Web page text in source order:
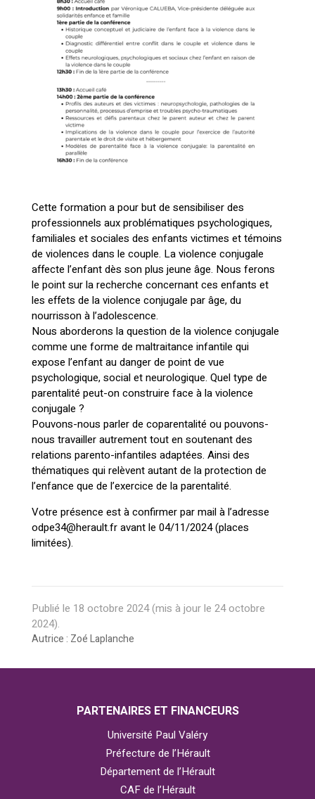
Cette formation a pour but de sensibiliser des
professionnels aux problématiques psychologiques,
familiales et sociales des enfants victimes et témoins
de violences dans le couple. La violence conjugale
affecte l’enfant dès son plus jeune âge. Nous ferons
le point sur la recherche concernant ces enfants et
les effets de la violence conjugale par âge, du
nourrisson à l’adolescence.
Nous aborderons la question de la violence conjugale
comme une forme de maltraitance infantile qui
expose l’enfant au danger de point de vue
psychologique, social et neurologique. Quel type de
parentalité peut-on construire face à la violence
conjugale ?
Pouvons-nous parler de coparentalité ou pouvons-
nous travailler autrement tout en soutenant des
relations parento-infantiles adaptées. Ainsi des
thématiques qui relèvent autant de la protection de
l’enfance que de l’exercice de la parentalité.
Votre présence est à confirmer par mail à l’adresse
odpe34@herault.fr avant le 04/11/2024 (places
limitées).
Publié le 18 octobre 2024(mis à jour le 24 octobre
2024).
Autrice : Zoé Laplanche
PARTENAIRES ET FINANCEURS
Université Paul Valéry
Préfecture de l’Hérault
Département de l’Hérault
CAF de l’Hérault